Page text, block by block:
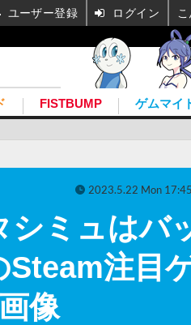
FISTBUMP ゲムマイ
シミュはバ
Steam注目
像
2023.5.22 Mon 17:45
ユーザー登録 ログイン